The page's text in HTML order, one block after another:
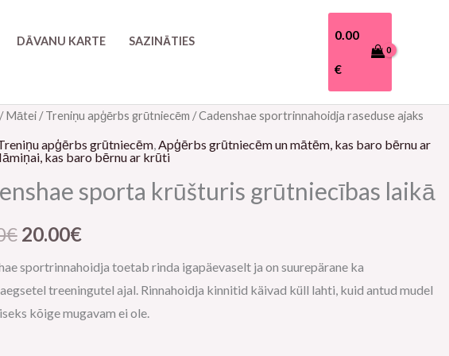
DĀVANU KARTE
SAZINĀTIES
0.00
€
/Mātei/Treniņu apģērbs grūtniecēm / Cadenshae sportrinnahoidja raseduse ajaks
apģērbs grūtniecēm, Apģērbs grūtniecēm un mātēm, kas baro bērnu ar
kas baro bērnu ar krūti
sporta krūšturis grūtniecības laikā
€
Algne
hind
oli:
55.00€.
20.00€
Pašreizējā
cena
ir:
20.00€.
sportrinnahoidja toetab rinda igapäevaselt ja on suurepärane ka
treeningutel ajal. Rinnahoidja kinnitid käivad küll lahti, kuid antud mudel
kõige mugavam ei ole.